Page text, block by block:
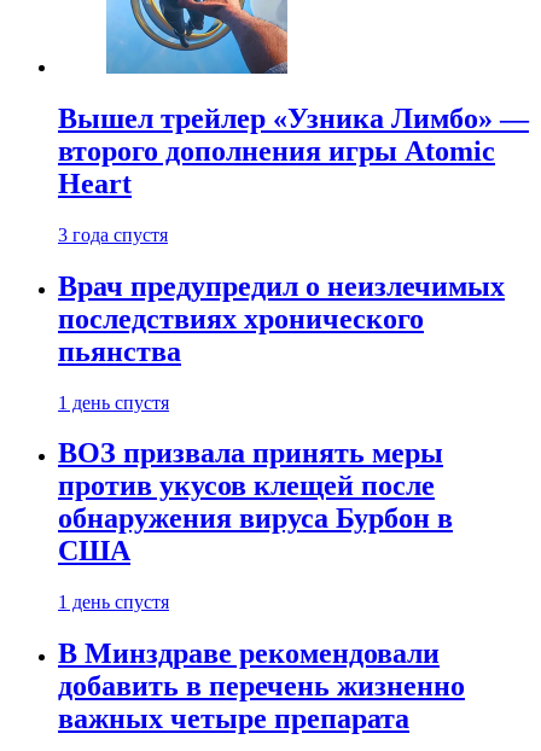
Вышел трейлер «Узника Лимбо» —
второго дополнения игры Atomic
Heart
3 года спустя
Врач предупредил о неизлечимых
последствиях хронического
пьянства
1 день спустя
ВОЗ призвала принять меры
против укусов клещей после
обнаружения вируса Бурбон в
США
1 день спустя
В Минздраве рекомендовали
добавить в перечень жизненно
важных четыре препарата